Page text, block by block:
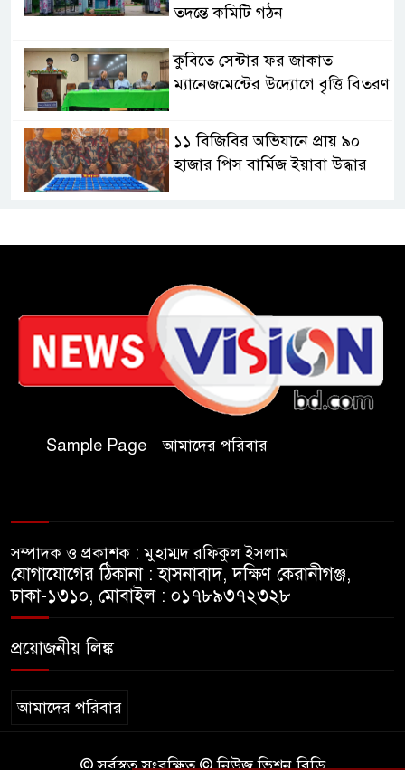
তদন্তে কমিটি গঠন
কুবিতে সেন্টার ফর জাকাত
ম্যানেজমেন্টের উদ্যোগে বৃত্তি বিতরণ
১১ বিজিবির অভিযানে প্রায় ৯০
হাজার পিস বার্মিজ ইয়াবা উদ্ধার
প্রাথমিক বিদ্যালয়ের ম্যানেজিং
জুলাই আন্দোলন হয়েছিল
ফ্যাসিবাদী সমাজব্যবস্থার
মূলোৎপাটনের লক্ষ্যে; ইবিসাস
যথাযথ মর্যাদায় ‘জুলাই দিবস’
জুলাই গণঅভ্যুত্থান দিবসে কুবি
ছাত্রদলের পরিচ্ছন্নতা ও বৃক্ষরোপণ
কর্মসূচি
Sample Page আমাদের পরিবার
সম্পাদক ও প্রকাশক : মুহাম্মদ রফিকুল ইসলাম
যোগাযোগের ঠিকানা : হাসনাবাদ, দক্ষিণ কেরানীগঞ্জ,
ঢাকা-১৩১০, মোবাইল : ০১৭৮৯৩৭২৩২৮
প্রয়োজনীয় লিঙ্ক
আমাদের পরিবার
© সর্বস্বত্ব সংরক্ষিত © নিউজ ভিশন বিডি